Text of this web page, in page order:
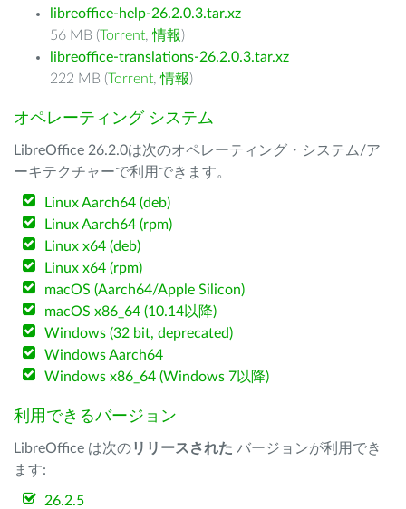
libreoffice-help-26.2.0.3.tar.xz
56 MB (Torrent,情報)
libreoffice-translations-26.2.0.3.tar.xz
222 MB (Torrent,情報)
オペレーティング システム
LibreOffice 26.2.0は次のオペレーティング・システム/ア
ーキテクチャーで利用できます。
Linux Aarch64 (deb)
Linux Aarch64 (rpm)
Linux x64 (deb)
Linux x64 (rpm)
macOS (Aarch64/Apple Silicon)
macOS x86_64 (10.14以降)
Windows (32 bit, deprecated)
Windows Aarch64
Windows x86_64 (Windows 7以降)
利用できるバージョン
LibreOffice は次のリリースされた バージョンが利用でき
ます:
26.2.5